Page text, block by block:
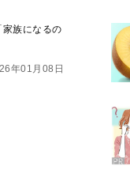
族になるの
年01月08日